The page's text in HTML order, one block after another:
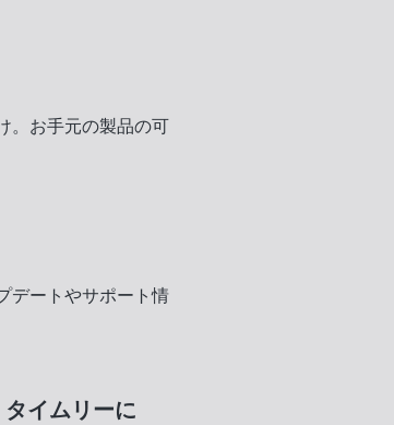
。お手元の製品の可
デートやサポート情
タイムリーに